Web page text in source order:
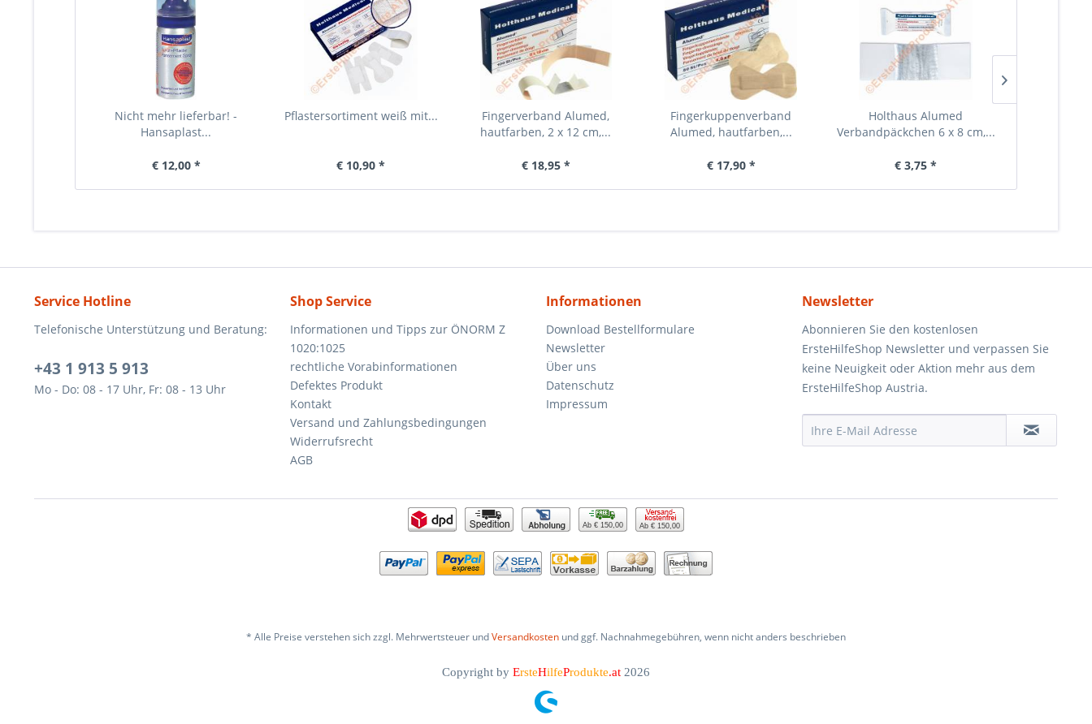
Nicht mehr lieferbar! -
Hansaplast...
€ 12,00 *
Pflastersortiment weiß mit...
€ 10,90 *
Fingerverband Alumed,
hautfarben, 2 x 12 cm,...
€ 18,95 *
Fingerkuppenverband
Alumed, hautfarben,...
€ 17,90 *
Holthaus Alumed
Verbandpäckchen 6 x 8 cm,...
€ 3,75 *
Service Hotline
Telefonische Unterstützung und Beratung:
+43 1 913 5 913
Mo - Do: 08 - 17 Uhr, Fr: 08 - 13 Uhr
Shop Service
Informationen und Tipps zur ÖNORM Z
1020:1025
rechtliche Vorabinformationen
Defektes Produkt
Kontakt
Versand und Zahlungsbedingungen
Widerrufsrecht
AGB
Informationen
Download Bestellformulare
Newsletter
Über uns
Datenschutz
Impressum
Newsletter
Abonnieren Sie den kostenlosen
ErsteHilfeShop Newsletter und verpassen Sie
keine Neuigkeit oder Aktion mehr aus dem
ErsteHilfeShop Austria.
Ab € 150,00 Ab € 150,00
* Alle Preise verstehen sich zzgl. Mehrwertsteuer undVersandkosten und ggf. Nachnahmegebühren, wenn nicht anders beschrieben
Copyright by ErsteHilfeProdukte.at 2026